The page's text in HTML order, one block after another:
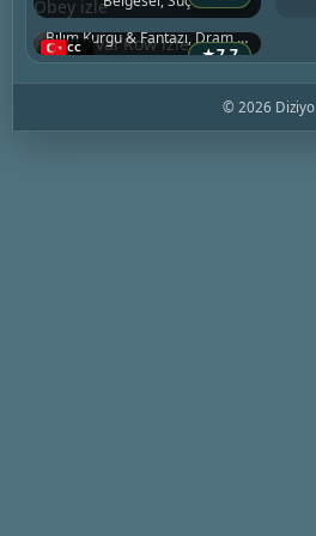
★7.7
2019 • ABD
Bilim Kurgu & Fantazi, Dram, Suç
© 2026 Diziyo